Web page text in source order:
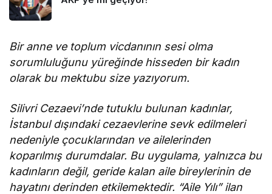
Bir anne ve toplum vicdanının sesi olma
sorumluluğunu yüreğinde hisseden bir kadın
olarak bu mektubu size yazıyorum.
Silivri Cezaevi’nde tutuklu bulunan kadınlar,
İstanbul dışındaki cezaevlerine sevk edilmeleri
nedeniyle çocuklarından ve ailelerinden
koparılmış durumdalar. Bu uygulama, yalnızca bu
kadınların değil, geride kalan aile bireylerinin de
hayatını derinden etkilemektedir. “Aile Yılı” ilan